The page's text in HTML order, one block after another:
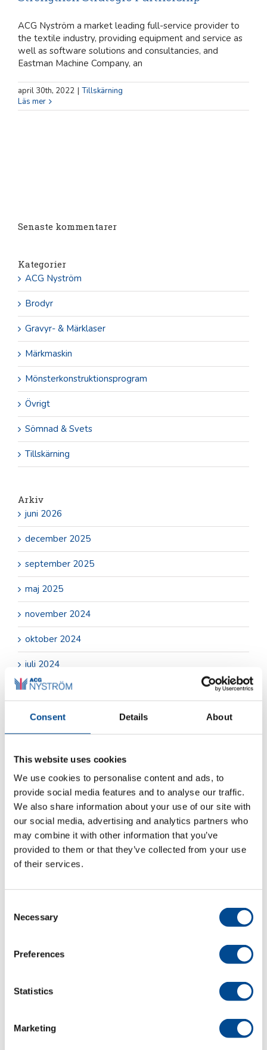
Consent Details About
This website uses cookies
We use cookies to personalise content and ads, to
provide social media features and to analyse our traffic.
We also share information about your use of our site with
our social media, advertising and analytics partners who
may combine it with other information that you’ve
provided to them or that they’ve collected from your use
of their services.
Selection
Necessary
Preferences
Statistics
Marketing
ACG Nyström a market leading full-service provider to
the textile industry, providing equipment and service as
well as software solutions and consultancies, and
Eastman Machine Company, an
april 30th, 2022 | Tillskärning
Läs mer
Senaste kommentarer
Kategorier
ACG Nyström
Brodyr
Gravyr- & Märklaser
Märkmaskin
Mönsterkonstruktionsprogram
Övrigt
Sömnad & Svets
Tillskärning
Arkiv
juni 2026
december 2025
september 2025
maj 2025
november 2024
oktober 2024
juli 2024
juni 2024
maj 2024
mars 2024
november 2023
oktober 2023
september 2023
juli 2023
juni 2023
maj 2023
oktober 2022